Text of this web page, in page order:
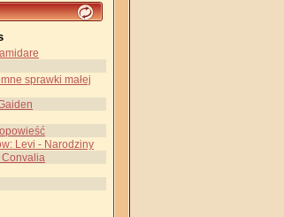
sprawki małej
Levi - Narodziny